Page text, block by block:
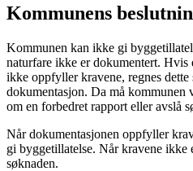
Kommunens
Kommunen kan ikke gi
naturfare ikke er dokumentert. Hvis
ikke oppfyller kravene, regnes
dokumentasjon. Da må kommunen
om en forbedret rapport eller avslå
Når dokumentasjonen oppfyller
gi byggetillatelse. Når kravene ikke
søknaden.